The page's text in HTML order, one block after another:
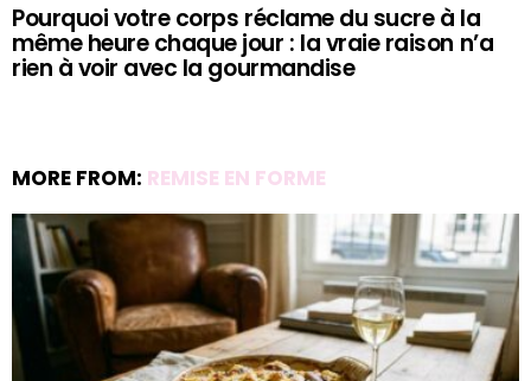
Pourquoi votre corps réclame du sucre à la
même heure chaque jour : la vraie raison n’a
rien à voir avec la gourmandise
MORE FROM: REMISE EN FORME